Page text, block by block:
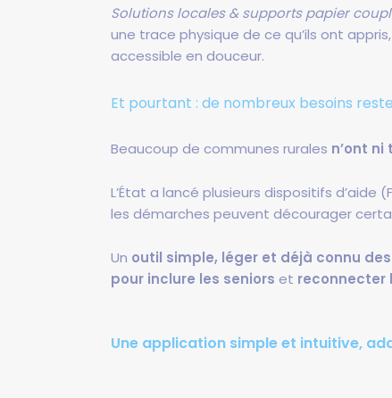
Solutions locales & supports papier
une trace physique de ce qu’ils ont
accessible en douceur.
Et pourtant : de nombreux besoins
Beaucoup de communes rurales n’ont
L’État a lancé plusieurs dispositifs d’aide
les démarches peuvent décourager
Un outil simple, léger et déjà connu
pour inclure les seniors et reconnecter
Une application simple et intuitive,